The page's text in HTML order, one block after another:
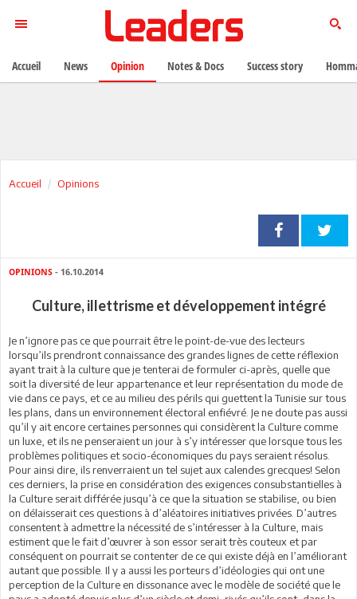
Accueil Opinions
OPINIONS - 16.10.2014
Culture, illettrisme et développement intégré
Je n’ignore pas ce que pourrait être le point-de-vue des lecteurs
lorsqu’ils prendront connaissance des grandes lignes de cette réflexion
ayant trait à la culture que je tenterai de formuler ci-après, quelle que
soit la diversité de leur appartenance et leur représentation du mode de
vie dans ce pays, et ce au milieu des périls qui guettent la Tunisie sur tous
les plans, dans un environnement électoral enfiévré. Je ne doute pas aussi
qu’il y ait encore certaines personnes qui considèrent la Culture comme
un luxe, et ils ne penseraient un jour à s’y intéresser que lorsque tous les
problèmes politiques et socio-économiques du pays seraient résolus.
Pour ainsi dire, ils renverraient un tel sujet aux calendes grecques! Selon
ces derniers, la prise en considération des exigences consubstantielles à
la Culture serait différée jusqu’à ce que la situation se stabilise, ou bien
on délaisserait ces questions à d’aléatoires initiatives privées. D’autres
consentent à admettre la nécessité de s’intéresser à la Culture, mais
estiment que le fait d’œuvrer à son essor serait très couteux et par
conséquent on pourrait se contenter de ce qui existe déjà en l’améliorant
autant que possible. Il y a aussi les porteurs d’idéologies qui ont une
perception de la Culture en dissonance avec le modèle de société que le
Accueil News Opinion Notes & Docs Success story